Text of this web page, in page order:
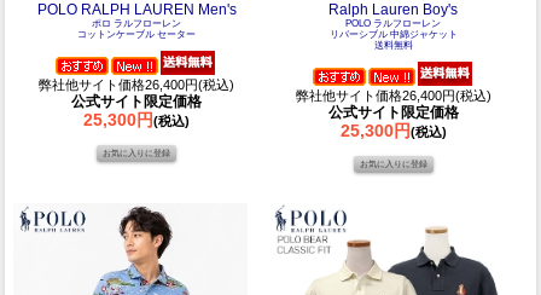
POLO RALPH LAUREN Men's
ポロ ラルフローレン
コットンケーブル セーター
弊社他サイト価格26,400円(税込)
公式サイト限定価格
25,300円(税込)
Ralph Lauren Boy's
POLO ラルフローレン
リバーシブル 中綿ジャケット
送料無料
弊社他サイト価格26,400円(税込)
公式サイト限定価格
25,300円(税込)